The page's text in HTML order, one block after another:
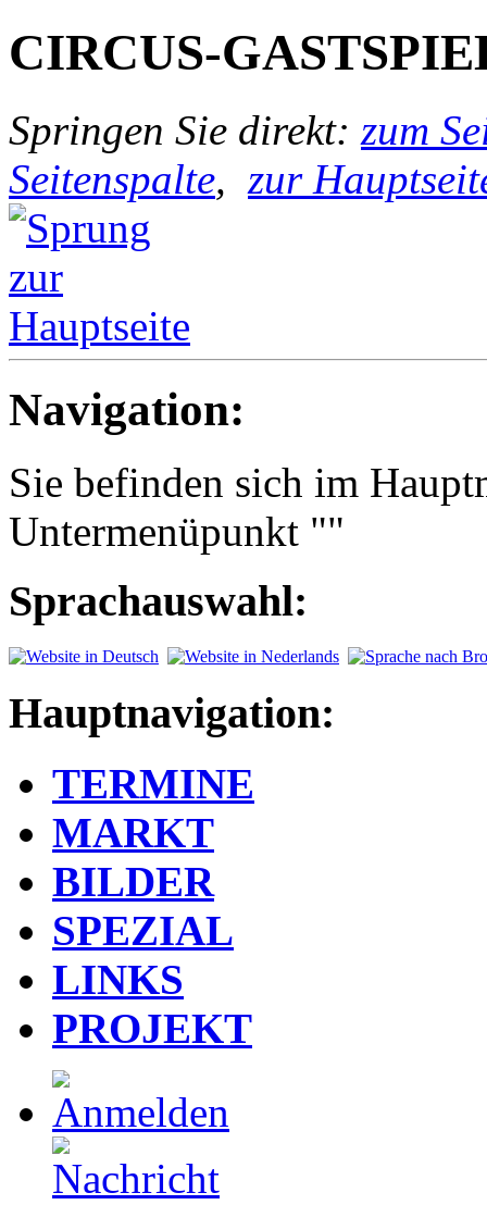
CIRCUS-
Springen Sie direkt: zum
Seitenspalte, zur
Navigation:
Sie befinden sich im
Untermenüpunkt ""
Sprachauswahl:
Hauptnavigation:
TERMINE
MARKT
BILDER
SPEZIAL
LINKS
PROJEKT